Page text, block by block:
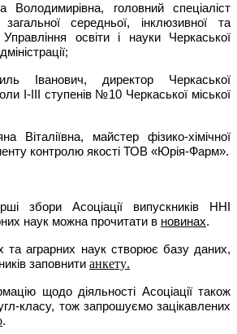
Володимирівна, головний спеціаліст
загальної середньої, інклюзивної та
Управління освіти і науки Черкаської
Іванович, директор Черкаської
І-ІІІ ступенів №10 Черкаської міської
Віталіївна, майстер фізико-хімічної
контролю якості ТОВ «Юрія-Фарм».
збори Асоціації випускників ННІ
наук можна прочитати в новинах.
та аграрних наук створює базу даних,
заповнити анкету.
щодо діяльності Асоціації також
класу, тож запрошуємо зацікавлених
.